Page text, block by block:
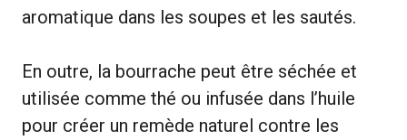
aromatique dans les soupes et les sautés.
En outre, la bourrache peut être séchée et
utilisée comme thé ou infusée dans l’huile
pour créer un remède naturel contre les